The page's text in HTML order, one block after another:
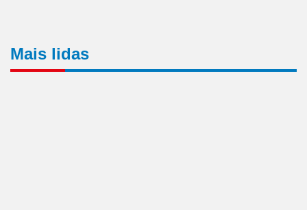
Mais lidas